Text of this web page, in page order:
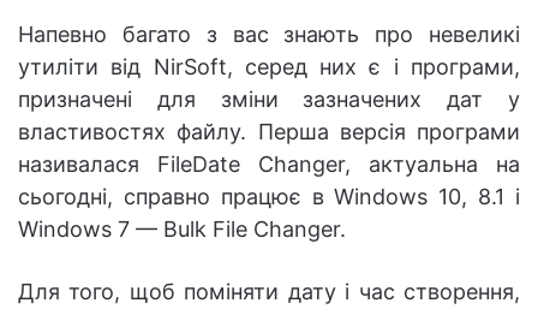
Напевно багато з вас знають про невеликі
утиліти від NirSoft, серед них є і програми,
призначені для зміни зазначених дат у
властивостях файлу. Перша версія програми
називалася FileDate Changer, актуальна на
сьогодні, справно працює в Windows 10, 8.1 і
Windows 7 — Bulk File Changer.
Для того, щоб поміняти дату і час створення,